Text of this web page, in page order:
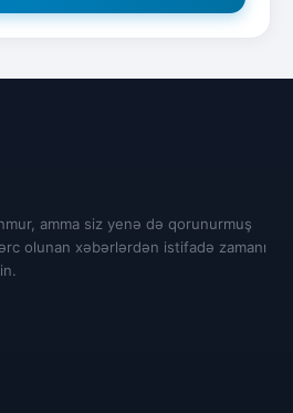
amma siz yenə də qorunurmuş
olunan xəbərlərdən istifadə zamanı